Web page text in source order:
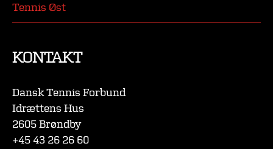
Tennis Øst
KONTAKT
Dansk Tennis Forbund
Idrættens Hus
2605 Brøndby
+45 43 26 26 60